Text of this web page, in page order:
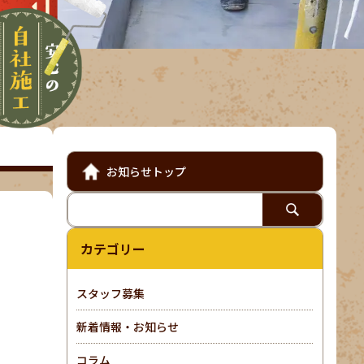
お知らせトップ
カテゴリー
スタッフ募集
新着情報・お知らせ
コラム